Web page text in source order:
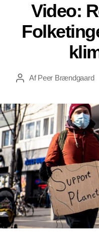
Video:
Indlægsforfatter
AfPeer Brændgaard